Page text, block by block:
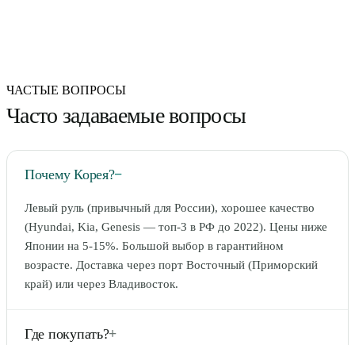
ЧАСТЫЕ ВОПРОСЫ
Часто задаваемые вопросы
Почему Корея?−
Левый руль (привычный для России), хорошее качество
(Hyundai, Kia, Genesis — топ-3 в РФ до 2022). Цены ниже
Японии на 5-15%. Большой выбор в гарантийном
возрасте. Доставка через порт Восточный (Приморский
край) или через Владивосток.
Где покупать?+